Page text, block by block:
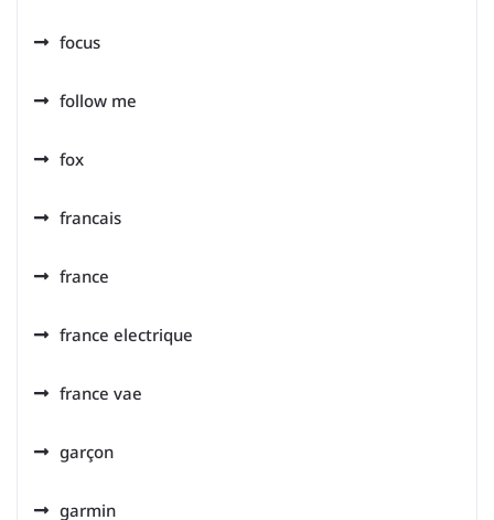
focus
follow me
fox
francais
france
france electrique
france vae
garçon
garmin